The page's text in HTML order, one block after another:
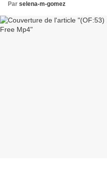
Par selena-m-gomez